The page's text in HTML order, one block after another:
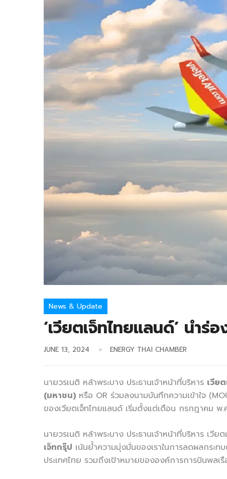
News & Update
‘เวียตเจ็ทไทยแลนด์’ นำ
JUNE 13, 2024 ENERGY THAI CHAMBER
นายวรเนติ หล้าพระบาง ประธานเจ้าหน้าที่บริหาร เวีย
(มหาชน) หรือ OR ร่วมลงนามบันทึกความเข้าใจ
ของเวียตเจ็ทไทยแลนด์ เริ่มตั้งแต่เดือน กรกฎาคม พ.
นายวรเนติ หล้าพระบาง ประธานเจ้าหน้าที่บริหาร เวี
เจ็ทกรุ๊ป เน้นย้ำความมุ่งมั่นของเราในการลดผลกร
ประเทศไทย รวมถึงเป้าหมายขององค์การการบินพลเรื